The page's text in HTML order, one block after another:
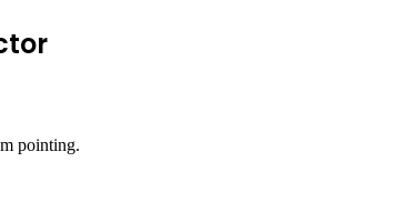
pointing.